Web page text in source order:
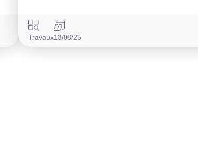
Travaux13/08/25